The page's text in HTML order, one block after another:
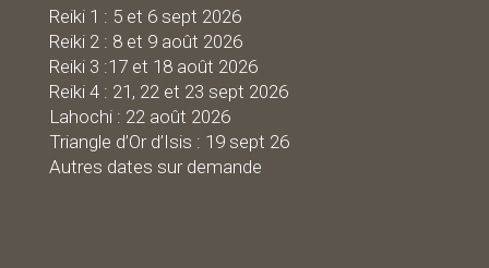
Reiki 1 : 5 et 6 sept 2026
Reiki 2 : 8 et 9 août 2026
Reiki 3 :17 et 18 août 2026
Reiki 4 : 21, 22 et 23 sept 2026
Lahochi : 22 août 2026
Triangle d’Or d’Isis : 19 sept 26
Autres dates sur demande